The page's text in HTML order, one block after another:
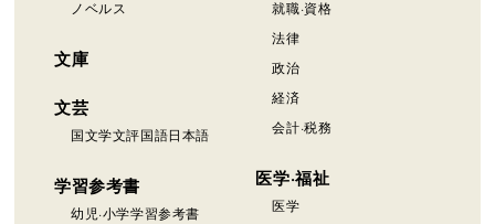
ノベルス
文庫
文芸
国文学文評国語日本語
学習参考書
幼児·小学学習参考書
就職·資格
法律
政治
経済
会計·税務
医学·福祉
医学